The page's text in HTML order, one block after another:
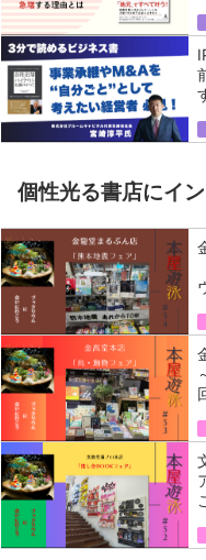
個性光る書店にイ